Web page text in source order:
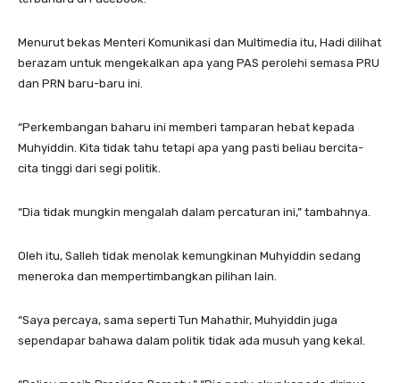
Menurut bekas Menteri Komunikasi dan Multimedia itu, Hadi dilihat
berazam untuk mengekalkan apa yang PAS perolehi semasa PRU
dan PRN baru-baru ini.
“Perkembangan baharu ini memberi tamparan hebat kepada
Muhyiddin. Kita tidak tahu tetapi apa yang pasti beliau bercita-
cita tinggi dari segi politik.
“Dia tidak mungkin mengalah dalam percaturan ini,” tambahnya.
Oleh itu, Salleh tidak menolak kemungkinan Muhyiddin sedang
meneroka dan mempertimbangkan pilihan lain.
“Saya percaya, sama seperti Tun Mahathir, Muhyiddin juga
sependapar bahawa dalam politik tidak ada musuh yang kekal.